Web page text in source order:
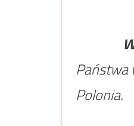
Państwa
Polonia.